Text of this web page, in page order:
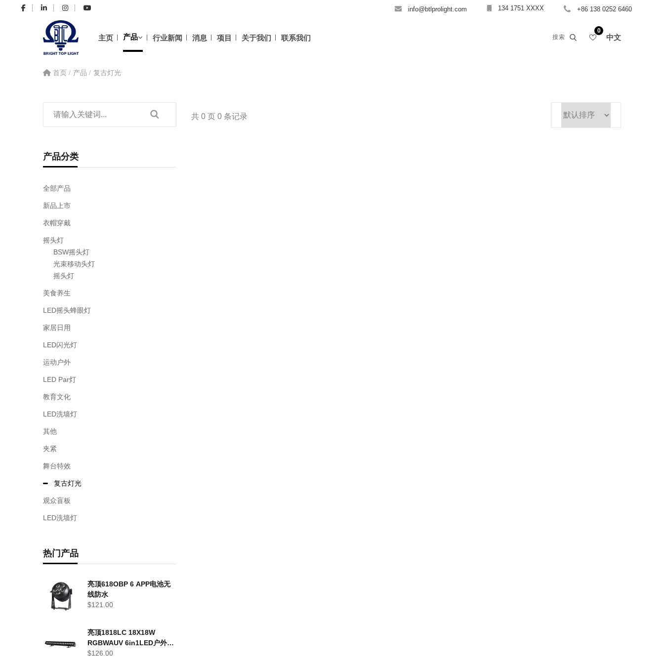
info@btlprolight.com 134 1751 XXXX +86 138 0252 6460
主页 产品 行业新闻 消息 项目 关于我们 联系我们 搜索
0
中文
首页 产品 复古灯光
共 0 页 0 条记录
产品分类
全部产品
新品上市
衣帽穿戴
摇头灯
BSW摇头灯
光束移动头灯
摇头灯
美食养生
LED摇头蜂眼灯
家居日用
LED闪光灯
运动户外
LED Par灯
教育文化
LED洗墙灯
其他
夹紧
舞台特效
复古灯光
观众盲板
LED洗墙灯
热门产品
亮顶618OBP 6 APP电池无
线防水
$121.00
亮顶1818LC 18X18W
RGBWAUV 6in1LED户外洗
墙灯
$126.00